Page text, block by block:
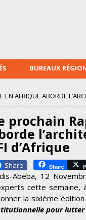
BUREAUX
AFRIQUE ABORDE
prochain
d’Afrique
Facebook Share
Abeba, 12
cette
la sixième
pour lutter